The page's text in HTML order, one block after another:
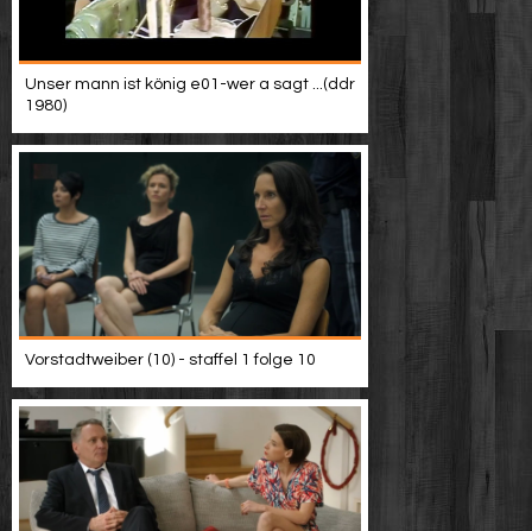
Unser mann ist könig e01-wer a sagt ...(ddr
1980)
Vorstadtweiber (10) - staffel 1 folge 10